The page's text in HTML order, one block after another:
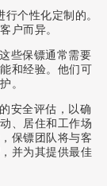
个性化定制的。
户而异。
些保镖通常需要
和经验。他们可
。
安全评估，以确
、居住和工作场
保镖团队将与客
并为其提供最佳